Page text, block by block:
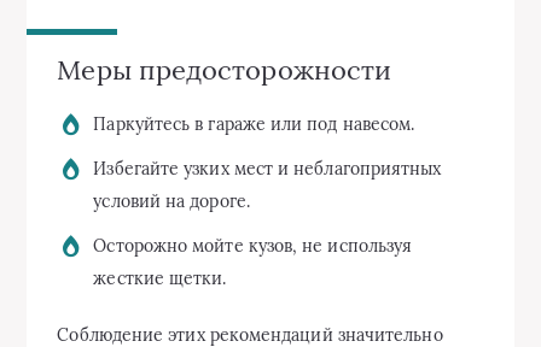
Меры предосторожности
Паркуйтесь в гараже или под навесом.
Избегайте узких мест и неблагоприятных
условий на дороге.
Осторожно мойте кузов, не используя
жесткие щетки.
Соблюдение этих рекомендаций значительно